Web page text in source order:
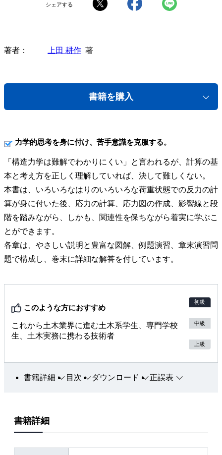
シェアする
著者 上田 耕作 著
書籍を購入
力学的思考を身に付け、苦手意識を克服する。
「構造力学は難解でわかりにくい」と言われるが、計算の基
本と考え方を正しく理解していれば、決して難しくない。
本書は、いろいろなはりのいろいろな荷重状態での反力の計
算が身に付いた後、応力の計算、応力図の作成、影響線と段
階を踏みながら、しかも、関連性を保ちながら着実に学ぶこ
とができます。
各章は、やさしい説明と豊富な図解、例題演習、章末演習問
題で構成し、巻末に詳細な解答を付しています。
このような方におすすめ
これから土木業界に進む土木系学生、専門学校
生、土木実務に携わる技術者
初級
中級
上級
書籍詳細 目次 ダウンロード 正誤表
書籍詳細